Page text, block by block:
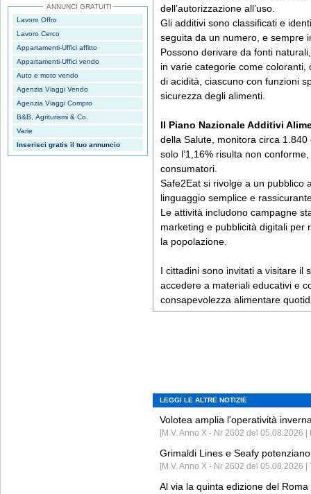
ANNUNCI GRATUITI
Lavoro Offro
Lavoro Cerco
Appartamenti-Uffici affitto
Appartamenti-Uffici vendo
Auto e moto vendo
Agenzia Viaggi Vendo
Agenzia Viaggi Compro
B&B, Agriturismi & Co.
Varie
Inserisci gratis il tuo annuncio
dell’autorizzazione all’uso.
Gli additivi sono classificati e
seguita da un numero, e sempre
Possono derivare da fonti
in varie categorie come
di acidità, ciascuno con funzioni
sicurezza degli alimenti.
Il Piano Nazionale Additivi
della Salute, monitora circa
solo l’1,16% risulta non
consumatori.
Safe2Eat si rivolge a un pubblico
linguaggio semplice e
Le attività includono campagne
marketing e pubblicità digitali per
la popolazione.
I cittadini sono invitati a visitare il
accedere a materiali educativi e
consapevolezza alimentare
LEGGI LE ALTRE NOTIZIE
Volotea amplia l'operatività
[M.V. Anno X - Nr 2602 del 05.08.2026 |
Grimaldi Lines e Seafy
[M.V. Anno X - Nr 2602 del 05.08.2026 |
Al via la quinta edizione del